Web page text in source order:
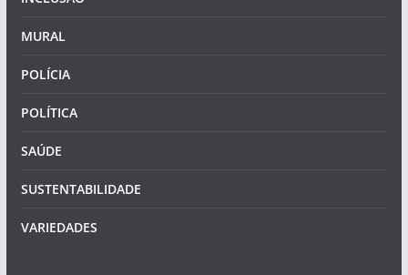
MURAL
POLÍCIA
POLÍTICA
SAÚDE
SUSTENTABILIDADE
VARIEDADES